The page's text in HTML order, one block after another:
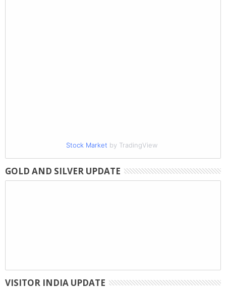
Stock Market by TradingView
GOLD AND SILVER UPDATE
VISITOR INDIA UPDATE